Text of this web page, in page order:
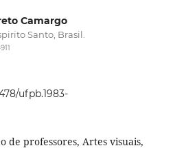
Camargo
Santo, Brasil.
ufpb.1983-
de professores, Artes visuais,